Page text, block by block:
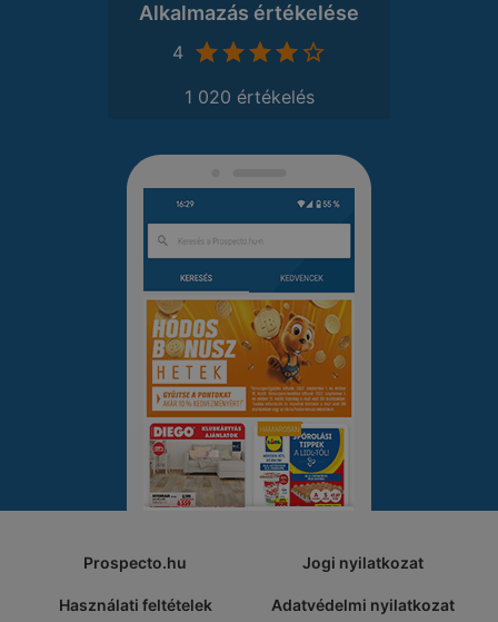
Alkalmazás értékelése
4
1 020 értékelés
Prospecto.hu Jogi nyilatkozat
Használati feltételek Adatvédelmi nyilatkozat